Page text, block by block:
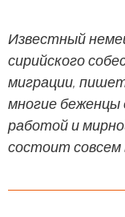
Известный
сирийского
миграции,
многие беженцы
работой и
состоит совсем